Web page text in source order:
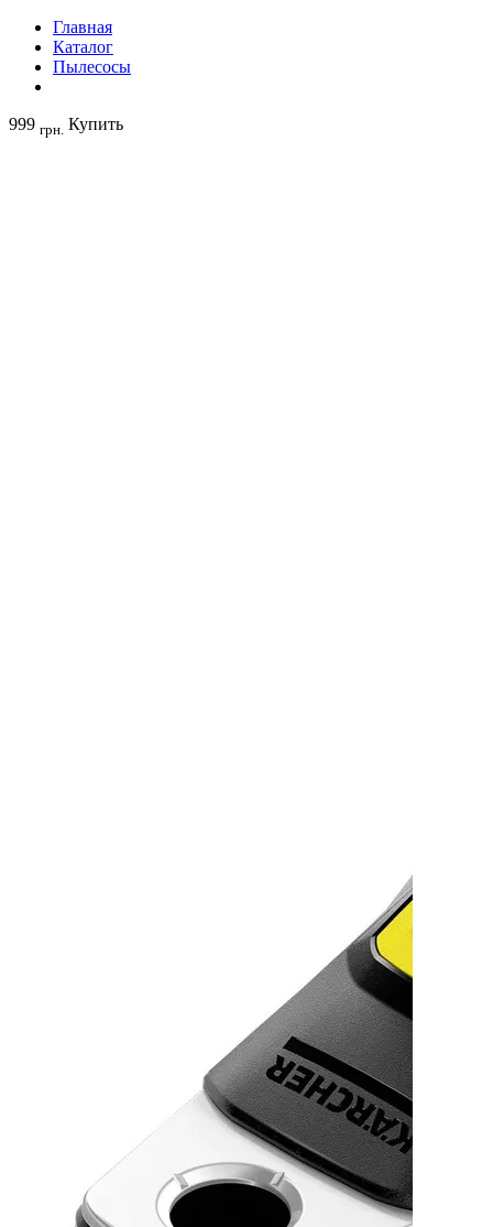
Главная
Каталог
Пылесосы
999 грн. Купить